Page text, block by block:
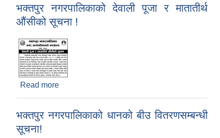
भक्तपुर नगरपालिकाको देवाली पूजा र मातातीर्थ
औंसीको सूचना !
Read more
भक्तपुर नगरपालिकाको धानको बीउ वितरणसम्बन्धी
सूचना!